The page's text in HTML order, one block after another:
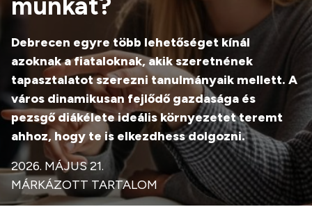
Debrecen egyre több lehetőséget kínál
azoknak a fiataloknak, akik szeretnének
tapasztalatot szerezni tanulmányaik mellett. A
város dinamikusan fejlődő gazdasága és
pezsgő diákélete ideális környezetet teremt
ahhoz, hogy te is elkezdhess dolgozni.
2026. MÁJUS 21.
MÁRKÁZOTT TARTALOM